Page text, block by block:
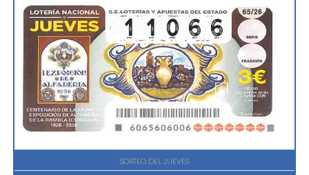
SORTEO DEL JUEVES